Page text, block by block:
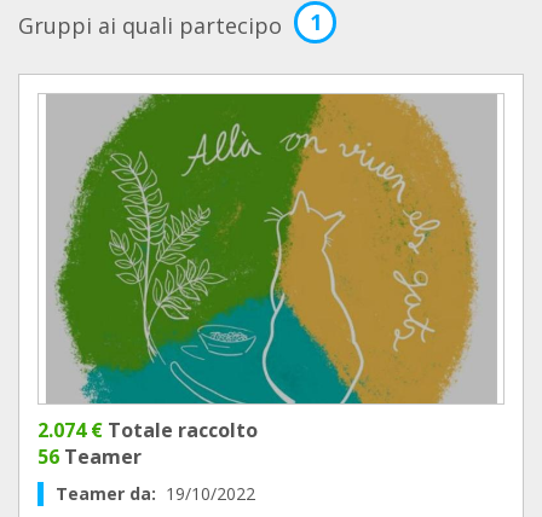
Gruppi ai quali partecipo 1
2.074 € Totale raccolto
56 Teamer
Teamer da: 19/10/2022